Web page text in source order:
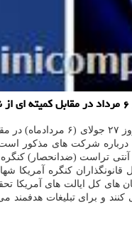
به گزارش مینی کامپیوتر به
درباره شرکت های
تراست (ضدانحصار) کنگره
گردید ۴ شرکت فناوری مقرر است در
های کل ایالت های آمریکا
و برای تبلیغات